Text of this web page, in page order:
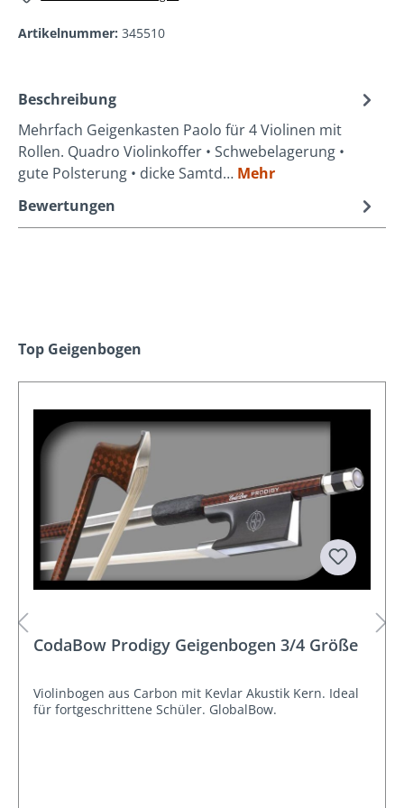
Artikelnummer: 345510
Beschreibung
Mehrfach Geigenkasten Paolo für 4 Violinen mit
Rollen. Quadro Violinkoffer • Schwebelagerung •
gute Polsterung • dicke Samtd… Mehr
Bewertungen
Produktgalerie überspringen
Top Geigenbogen
CodaBow Prodigy Geigenbogen 3/4 Größe
Violinbogen aus Carbon mit Kevlar Akustik Kern. Ideal
für fortgeschrittene Schüler. GlobalBow.